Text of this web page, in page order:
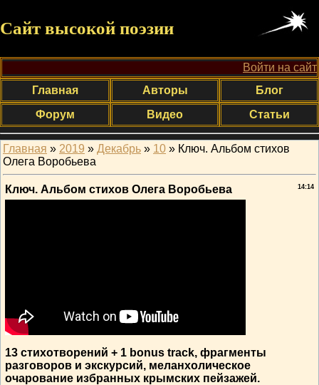
Сайт высокой поэзии
Войти на сайт
Главная
Авторы
Блог
Форум
Видео Статьи
Главная » 2019 » Декабрь » 10 » Ключ. Альбом стихов
Олега Воробьева
14:14
Ключ. Альбом стихов Олега Воробьева
13 стихотворений + 1 bonus track, фрагменты
разговоров и экскурсий, меланхолическое
очарование избранных крымских пейзажей.